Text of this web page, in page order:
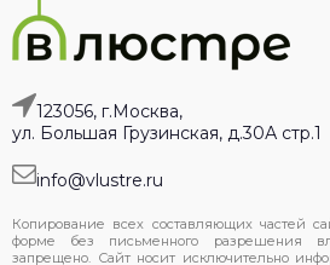
123056, г.Москва,
ул. Большая Грузинская, д.30А стр.1
info@vlustre.ru
Копирование всех составляющих частей
форме без письменного разрешения
запрещено. Сайт носит исключительно